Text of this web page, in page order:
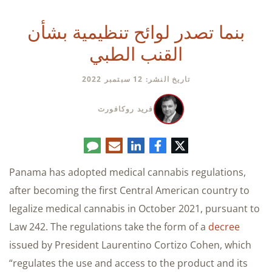
بنما تصدر لوائح تنظيمية بشأن
القنب الطبي
تاريخ النشر: 12 سبتمبر 2022
فريد روكافورت
تويترفيسبوكلينكدإنالبريد
الإلكتروني
تعليق
Panama has adopted medical cannabis regulations,
after becoming the first Central American country to
legalize medical cannabis in October 2021, pursuant to
Law 242. The regulations take the form of a decree
issued by President Laurentino Cortizo Cohen, which
“regulates the use and access to the product and its